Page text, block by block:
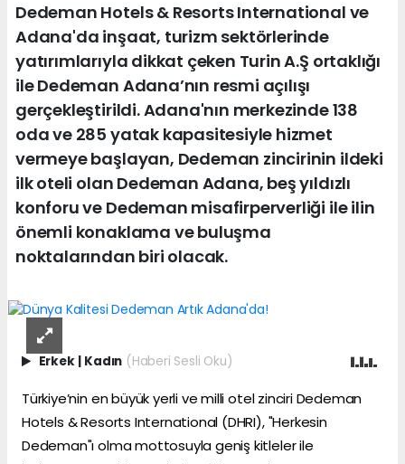
Dedeman Hotels & Resorts International ve
Adana'da inşaat, turizm sektörlerinde
yatırımlarıyla dikkat çeken Turin A.Ş ortaklığı
ile Dedeman Adana’nın resmi açılışı
gerçekleştirildi. Adana'nın merkezinde 138
oda ve 285 yatak kapasitesiyle hizmet
vermeye başlayan, Dedeman zincirinin ildeki
ilk oteli olan Dedeman Adana, beş yıldızlı
konforu ve Dedeman misafirperverliği ile ilin
önemli konaklama ve buluşma
noktalarından biri olacak.
Erkek | Kadın (Haberi Sesli Oku)
Türkiye’nin en büyük yerli ve milli otel zinciri Dedeman
Hotels & Resorts International (DHRI), "Herkesin
Dedeman"ı olma mottosuyla geniş kitleler ile